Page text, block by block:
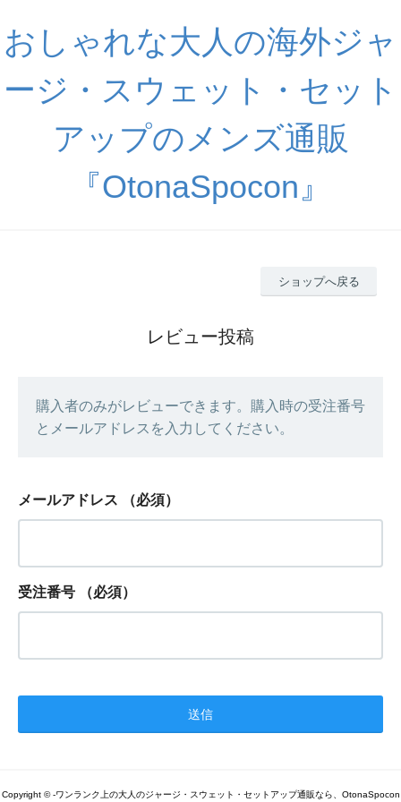
おしゃれな大人の海外ジャ
ージ・スウェット・セット
アップのメンズ通販
『OtonaSpocon』
ショップへ戻る
レビュー投稿
購入者のみがレビューできます。購入時の受注番号
とメールアドレスを入力してください。
メールアドレス （必須）
受注番号 （必須）
Copyright © -ワンランク上の大人のジャージ・スウェット・セットアップ通販なら、OtonaSpocon